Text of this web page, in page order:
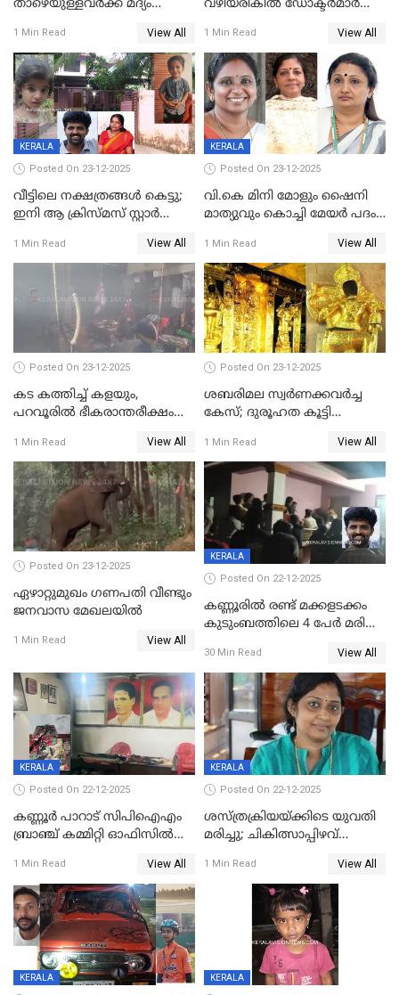
താഴെയുള്ളവർക്ക് മദ്യം
നടപടി;സ്ഥാപനങ്ങൾക്കെതിരെ
രണ്ട് കേസുകൾ
1 Min Read View All
വഴിയരികില്‍ ‌ഡോക്ടര്‍മാര്‍
മരണത്തിന് കീഴടങ്ങി
1 Min Read View All
KERALA
Posted On 23-12-2025
വീട്ടിലെ നക്ഷത്രങ്ങൾ കെട്ടു;
ഇനി ആ ക്രിസ്മസ് സ്റ്റാർ
വേണ്ടിയുള്ള
പിടിവലിക്കിടയിൽ
അപ്പൂപ്പനെതിരെ പോക്സോ
കേസ് ഒടുവിൽ 4 ജീവനുകൾ
പൊലിഞ്ഞു
1 Min Read View All
KERALA
Posted On 23-12-2025
വി.കെ മിനി മോളും ഷൈനി
മാത്യുവും കൊച്ചി മേയർ പദം
മേയറാകില്ല
1 Min Read View All
Posted On 23-12-2025
കട കത്തിച്ച് കളയും,
പറവൂരില്‍ ഭീകരാന്തരീക്ഷം
1 Min Read View All
Posted On 23-12-2025
ശബരിമല സ്വര്‍ണക്കവര്‍ച്ച
കേസ്; ദുരൂഹത കൂട്ടി
1 Min Read View All
Posted On 23-12-2025
ഏഴാറ്റുമുഖം ഗണപതി വീണ്ടും
ജനവാസ മേഖലയിൽ
1 Min Read View All
KERALA
Posted On 22-12-2025
കണ്ണൂരിൽ രണ്ട് മക്കളടക്കം
കുടുംബത്തിലെ 4 പേർ മരിച്ച
30 Min Read View All
KERALA
Posted On 22-12-2025
കണ്ണൂർ പാറാട് സിപിഐഎം
ബ്രാഞ്ച് കമ്മിറ്റി ഓഫിസിൽ
ചിത്രങ്ങളടക്കം കത്തിയ
നിലയിൽ
1 Min Read View All
KERALA
Posted On 22-12-2025
ശസ്ത്രക്രിയയ്‌ക്കിടെ യുവതി
മരിച്ചു; ചികിത്സാപ്പിഴവ്
സംഭവം മാവേലിക്കരയിൽ
1 Min Read View All
KERALA KERALA